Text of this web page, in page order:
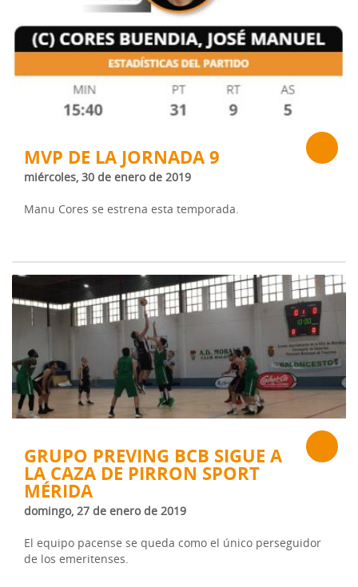
MVP DE LA JORNADA 9
miércoles, 30 de enero de 2019
Manu Cores se estrena esta temporada.
GRUPO PREVING BCB SIGUE A
LA CAZA DE PIRRON SPORT
MÉRIDA
domingo, 27 de enero de 2019
El equipo pacense se queda como el único perseguidor
de los emeritenses.